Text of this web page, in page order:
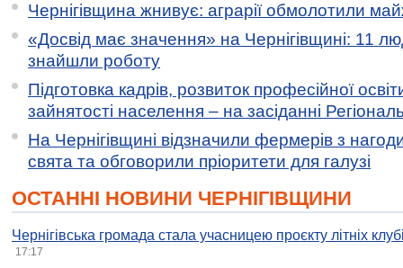
Чернігівщина жнивує: аграрії обмолотили
«Досвід має значення» на Чернігівщині: 11
знайшли роботу
Підготовка кадрів, розвиток професійної
зайнятості населення – на засіданні
На Чернігівщині відзначили фермерів з
свята та обговорили пріоритети для галузі
ОСТАННІ НОВИНИ ЧЕРНІГІВЩИНИ
Чернігівська громада стала учасницею проєкту літніх
17:17